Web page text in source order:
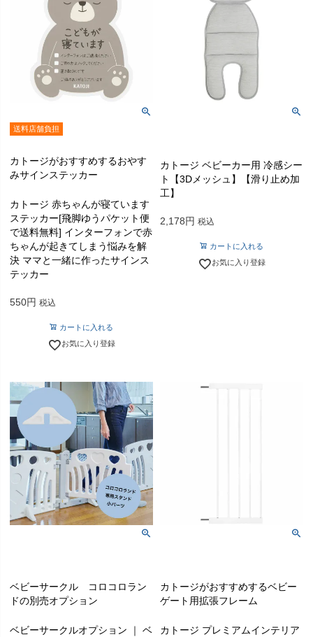
送料店舗負担
カトージがおすすめするおやす
みサインステッカー
カトージ 赤ちゃんが寝ています
ステッカー[飛脚ゆうパケット便
で送料無料] インターフォンで赤
ちゃんが起きてしまう悩みを解
決 ママと一緒に作ったサインス
テッカー
550 税込
カートに入れる
お気に入り登録
カトージ ベビーカー用 冷感シー
ト【3Dメッシュ】【滑り止め加
工】
2,178 税込
カートに入れる
お気に入り登録
ベビーサークル コロコロラン
ドの別売オプション
ベビーサークルオプション ｜ ベ
カトージがおすすめするベビー
ゲート用拡張フレーム
カトージ プレミアムインテリア